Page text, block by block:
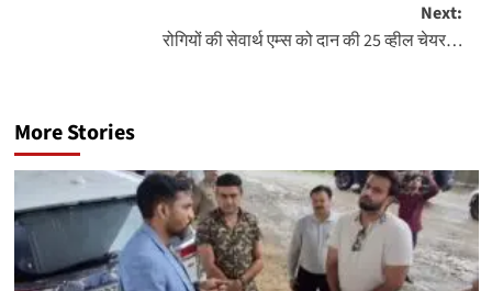
Next:
रोगियों की सेवार्थ एम्स को दान की 25 व्हील चेयर…
More Stories